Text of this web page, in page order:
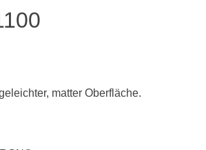
matter Oberfläche.